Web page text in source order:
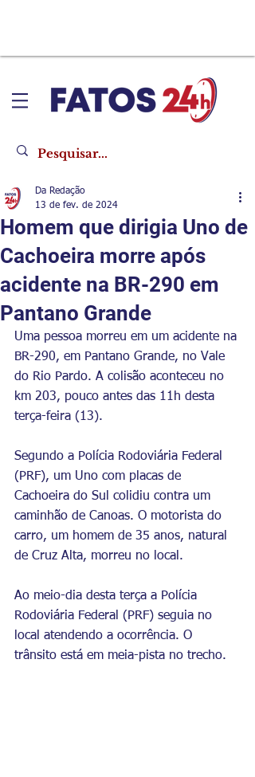
Homem que dirigia Uno de
Cachoeira morre após
acidente na BR-290 em
Pantano Grande
Da Redação
13 de fev. de 2024
Uma pessoa morreu em um acidente na
BR-290, em Pantano Grande, no Vale
do Rio Pardo. A colisão aconteceu no
km 203, pouco antes das 11h desta
terça-feira (13).
Segundo a Polícia Rodoviária Federal
(PRF), um Uno com placas de
Cachoeira do Sul colidiu contra um
caminhão de Canoas. O motorista do
carro, um homem de 35 anos, natural
de Cruz Alta, morreu no local.
Ao meio-dia desta terça a Polícia
Rodoviária Federal (PRF) seguia no
local atendendo a ocorrência. O
trânsito está em meia-pista no trecho.